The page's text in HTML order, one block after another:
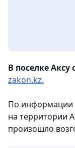
В поселке Аксу
zakon.kz.
По информации
на территории
произошло